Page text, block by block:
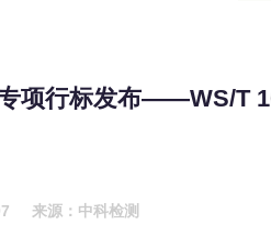
清洁生产审核
项行标发布——WS/T
来源：中科检测